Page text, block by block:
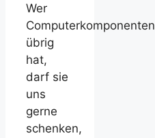
Wer
Computerkomponenten
übrig
hat,
darf sie
uns
gerne
schenken,